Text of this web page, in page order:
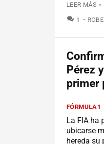
LEER MÁS »
1
Pérez
primer
FÓRMULA1
La FIA ha
ubicarse
hereda su